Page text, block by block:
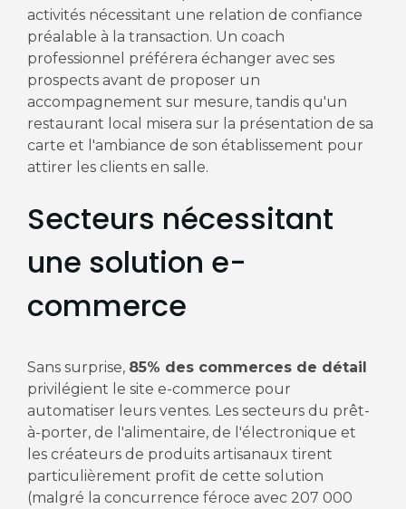
activités nécessitant une relation de confiance
préalable à la transaction. Un coach
professionnel préférera échanger avec ses
prospects avant de proposer un
accompagnement sur mesure, tandis qu'un
restaurant local misera sur la présentation de sa
carte et l'ambiance de son établissement pour
attirer les clients en salle.
Secteurs nécessitant
une solution e-
commerce
Sans surprise, 85% des commerces de détail
privilégient le site e-commerce pour
automatiser leurs ventes. Les secteurs du prêt-
à-porter, de l'alimentaire, de l'électronique et
les créateurs de produits artisanaux tirent
particulièrement profit de cette solution
(malgré la concurrence féroce avec 207 000